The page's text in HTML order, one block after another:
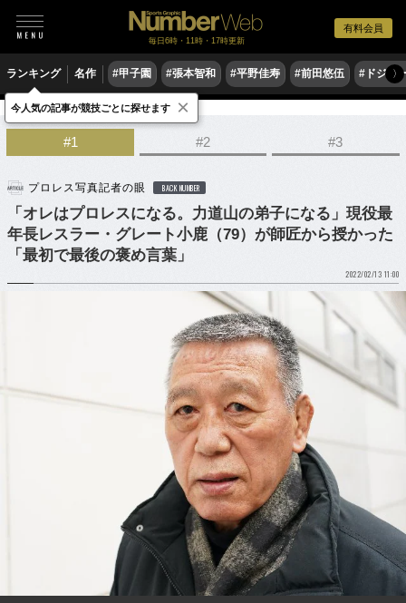
有料会員
毎日6時・11時・17時更新
ランキング 名作 #甲子園 #張本智和 #平野佳寿 #前田悠伍 #ドジャ
〉
格闘技 プロレス
#1 #2 #3
プロレス写真記者の眼 BACK NUMBER
「オレはプロレスになる。力道山の弟子になる」現役最
年長レスラー・グレート小鹿（79）が師匠から授かった
「最初で最後の褒め言葉」
2022/02/13 11:00
今人気の記事が競技ごとに探せます ×